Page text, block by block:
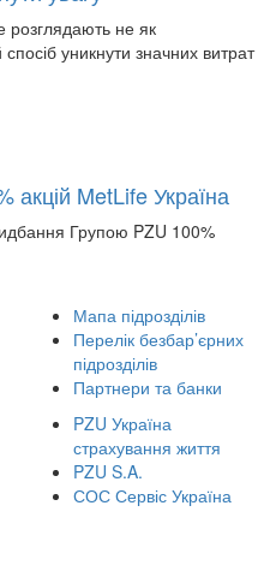
розглядають не як
уникнути значних витрат
акцій MetLife Україна
Групою PZU 100%
Мапа підрозділів
Перелік безбар’єрних
підрозділів
Партнери та банки
PZU Україна
страхування життя
PZU S.A.
СОС Сервіс Україна